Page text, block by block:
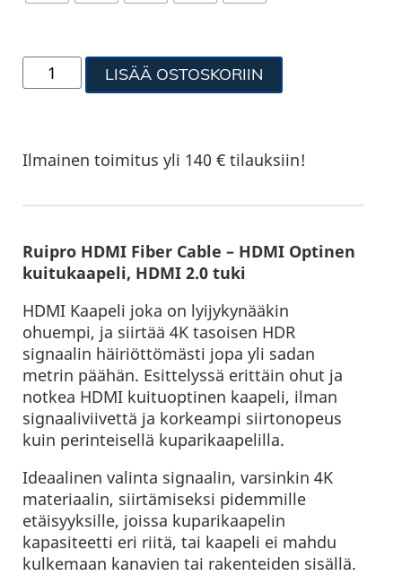
LISÄÄ OSTOSKORIIN
Ilmainen toimitus yli 140 € tilauksiin!
Ruipro HDMI Fiber Cable – HDMI Optinen
kuitukaapeli, HDMI 2.0 tuki
HDMI Kaapeli joka on lyijykynääkin
ohuempi, ja siirtää 4K tasoisen HDR
signaalin häiriöttömästi jopa yli sadan
metrin päähän. Esittelyssä erittäin ohut ja
notkea HDMI kuituoptinen kaapeli, ilman
signaaliviivettä ja korkeampi siirtonopeus
kuin perinteisellä kuparikaapelilla.
Ideaalinen valinta signaalin, varsinkin 4K
materiaalin, siirtämiseksi pidemmille
etäisyyksille, joissa kuparikaapelin
kapasiteetti eri riitä, tai kaapeli ei mahdu
kulkemaan kanavien tai rakenteiden sisällä.